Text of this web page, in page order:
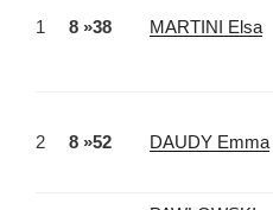
1 8 »38 MARTINI Elsa
2 8 »52 DAUDY Emma